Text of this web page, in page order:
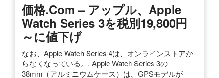
価格.com – アップル、Apple
Watch Series 3を税別19,800円
～に値下げ
なお、Apple Watch Series 4は、オンラインストアか
らなくなっている。. Apple Watch Series 3の
38mm（アルミニウムケース）は、GPSモデルが